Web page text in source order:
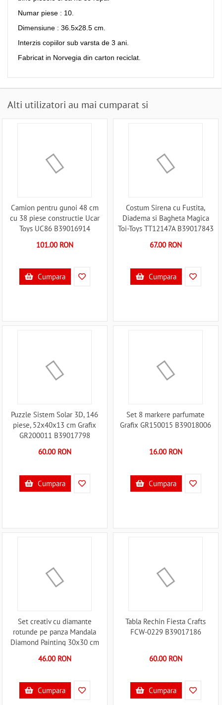
Numar piese : 10.
Dimensiune : 36.5x28.5 cm.
Interzis copiilor sub varsta de 3 ani.
Fabricat in Norvegia din carton reciclat.
Alti utilizatori au mai cumparat si
Camion pentru gunoi 48 cm
cu 38 piese constructie Ucar
Toys UC86 B39016914
101.00 RON
Cumpara
Costum Sirena cu Fustita,
Diadema si Bagheta Magica
Toi-Toys TT12147A B39017843
67.00 RON
Cumpara
Puzzle Sistem Solar 3D, 146
piese, 52x40x13 cm Grafix
GR200011 B39017798
60.00 RON
Cumpara
Set 8 markere parfumate
Grafix GR150015 B39018006
16.00 RON
Cumpara
Set creativ cu diamante
rotunde pe panza Mandala
Diamond Painting 30x30 cm
46.00 RON
Cumpara
Tabla Rechin Fiesta Crafts
FCW-0229 B39017186
60.00 RON
Cumpara